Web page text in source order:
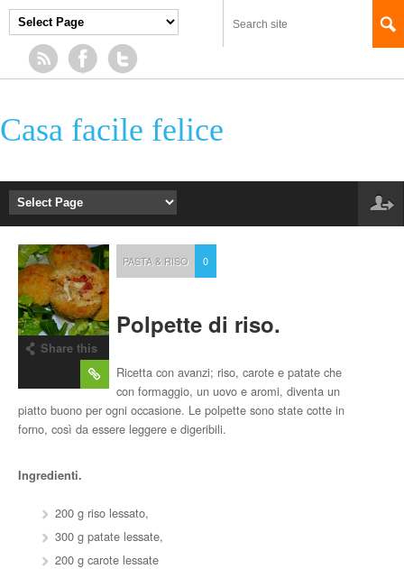
Casa facile felice
Share this
PASTA & RISO 0
Polpette di riso.
Ricetta con avanzi; riso, carote e patate che
con formaggio, un uovo e aromi, diventa un
piatto buono per ogni occasione. Le polpette sono state cotte in
forno, così da essere leggere e digeribili.
Ingredienti.
200 g riso lessato,
300 g patate lessate,
200 g carote lessate